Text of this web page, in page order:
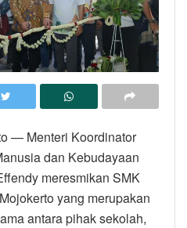
— Menteri Koordinator
dan Kebudayaan
meresmikan SMK
yang merupakan
antara pihak sekolah,